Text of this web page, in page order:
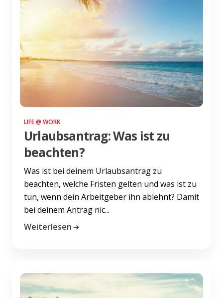
LIFE @ WORK
Urlaubsantrag: Was ist zu
beachten?
Was ist bei deinem Urlaubsantrag zu
beachten, welche Fristen gelten und was ist zu
tun, wenn dein Arbeitgeber ihn ablehnt? Damit
bei deinem Antrag nic...
Weiterlesen